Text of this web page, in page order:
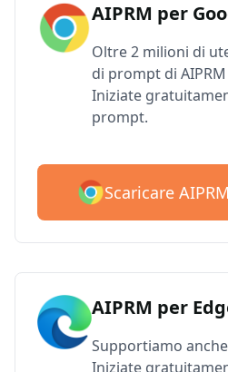
AIPRM per
Oltre 2 milioni di
di prompt di
Iniziate
prompt.
Scaricare
AIPRM per
Supportiamo
Iniziate